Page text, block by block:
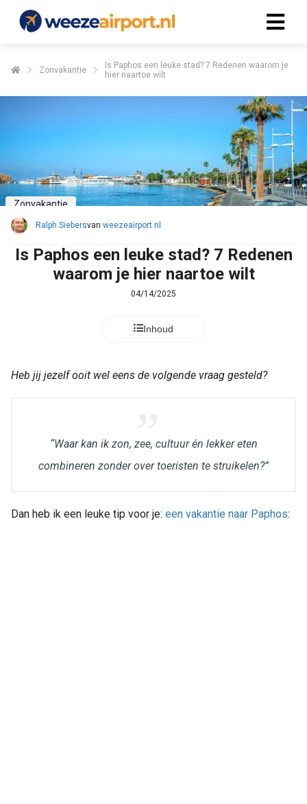
Zonvakantie
Is Paphos een leuke stad? 7 Redenen waarom je
hier naartoe wilt
Zonvakantie
Ralph Siebersvan weezeairport.nl
Is Paphos een leuke stad? 7 Redenen
waarom je hier naartoe wilt
04/14/2025
Inhoud
Heb jij jezelf ooit wel eens de volgende vraag gesteld?
“Waar kan ik zon, zee, cultuur én lekker eten
combineren zonder over toeristen te struikelen?”
Dan heb ik een leuke tip voor je: een vakantie naar Paphos: